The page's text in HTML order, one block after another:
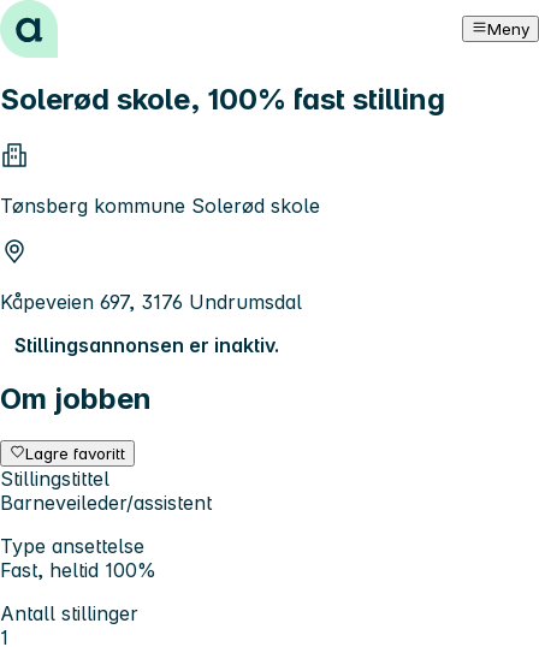
Hopp til innhold Meny
Solerød skole, 100% fast stilling
Tønsberg kommune Solerød skole
Kåpeveien 697, 3176 Undrumsdal
Stillingsannonsen er inaktiv.
Om jobben
Lagre favoritt
Stillingstittel
Barneveileder/assistent
Type ansettelse
Fast, heltid 100%
Antall stillinger
1